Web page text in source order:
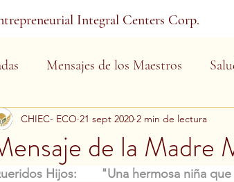
Integral Centers Corp.
Mensajes de los Maestros
de la Madre
CHIEC- ECO 21 sept 2020 2 min de lectura
Hijos:
"Una hermosa niña